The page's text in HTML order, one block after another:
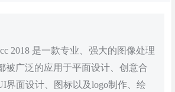
cc 2018 是一款专业、强大的图像处理
被广泛的应用于平面设计、创意合
界面设计、图标以及logo制作、绘